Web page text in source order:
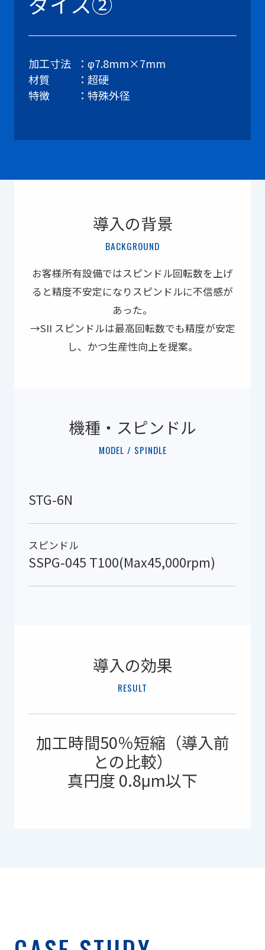
加工寸法
φ7.8mm×7mm
材質
超硬
特徴
特殊外径
導入の背景
BACKGROUND
お客様所有設備ではスピンドル回転数を上げ
ると精度不安定になりスピンドルに不信感が
あった。
→SII スピンドルは最高回転数でも精度が安定
し、かつ生産性向上を提案。
機種・スピンドル
MODEL / SPINDLE
STG-6N
スピンドル
SSPG-045 T100(Max45,000rpm)
導入の効果
RESULT
加工時間50％短縮（導入前
との比較）
真円度 0.8μm以下